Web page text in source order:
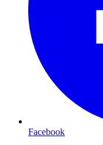
Facebook